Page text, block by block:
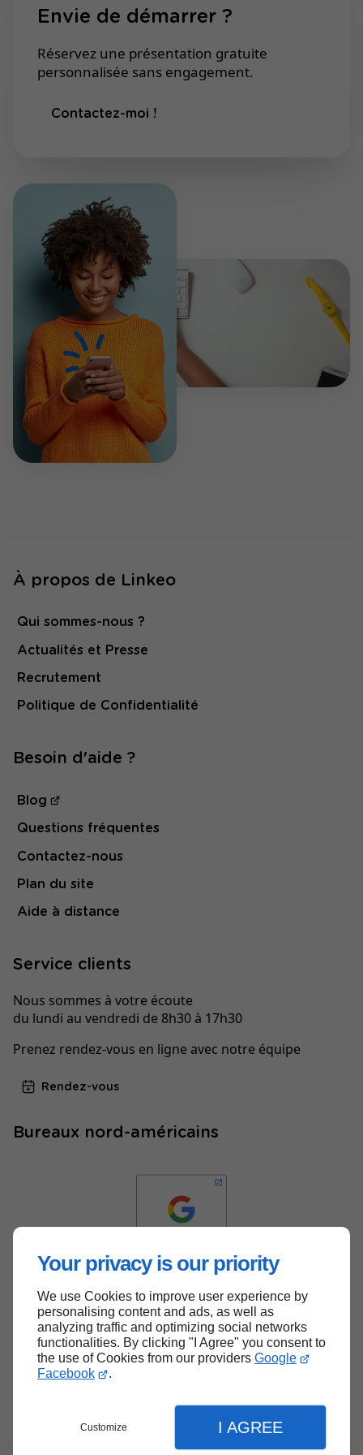
Your privacy is our priority
We use Cookies to improve user experience by
personalising content and ads, as well as
analyzing traffic and optimizing social networks
functionalities. By clicking "I Agree" you consent to
the use of Cookies from our providers Google
Facebook
.
Customize I AGREE
Envie de démarrer ?
Réservez une présentation gratuite
personnalisée sans engagement.
Contactez-moi !
À propos de Linkeo
Qui sommes-nous ?
Actualités et Presse
Recrutement
Politique de Confidentialité
Besoin d'aide ?
Blog
Questions fréquentes
Contactez-nous
Plan du site
Aide à distance
Service clients
Nous sommes à votre écoute
du lundi au vendredi de 8h30 à 17h30
Prenez rendez-vous en ligne avec notre équipe
Rendez-vous
Bureaux nord-américains
Haut de page